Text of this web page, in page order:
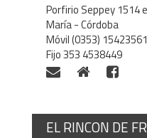
Porfirio Seppey 1514
María - Córdoba
Móvil (0353)
Fijo 353 4538449
EL RINCON DE